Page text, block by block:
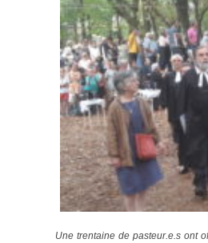
Une trentaine de pasteur.e.s ont